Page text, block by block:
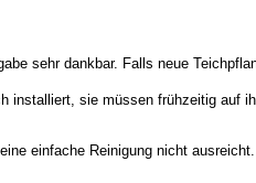
sehr dankbar. Falls neue
installiert, sie müssen frühzeitig
einfache Reinigung nicht